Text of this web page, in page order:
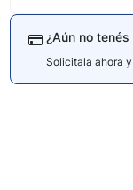
¿Aún no
Solicitala ahora